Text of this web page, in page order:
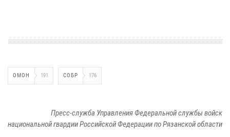
ОМОН 191 СОБР 176
Пресс-служба Управления Федеральной службы войск
национальной гвардии Российской Федерации по Рязанской области